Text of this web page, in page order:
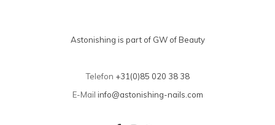
Astonishing is part of GW of Beauty
Telefon +31(0)85 020 38 38
E-Mail info@astonishing-nails.com